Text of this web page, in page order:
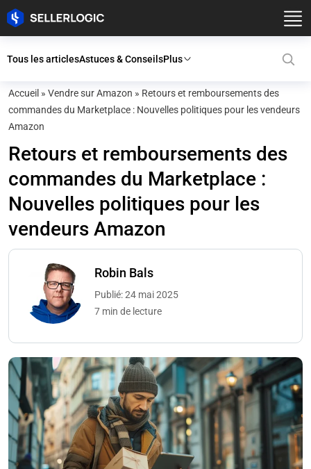
Tous les articlesAstuces & ConseilsPlus
Accueil » Vendre sur Amazon » Retours et remboursements des
commandes du Marketplace : Nouvelles politiques pour les vendeurs
Amazon
Retours et remboursements des
commandes du Marketplace :
Nouvelles politiques pour les
vendeurs Amazon
Robin Bals
Publié: 24 mai 2025
7 min de lecture